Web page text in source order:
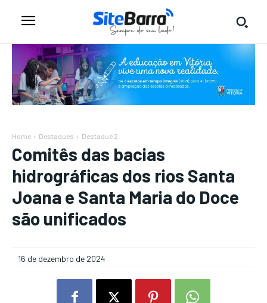
Home Destaques Destaque 2
Comitês das bacias
hidrográficas dos rios Santa
Joana e Santa Maria do Doce
são unificados
16 de dezembro de 2024